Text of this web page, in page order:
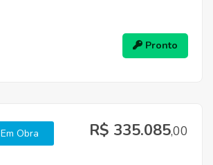
Pronto
Em Obra R$ 335.085,00